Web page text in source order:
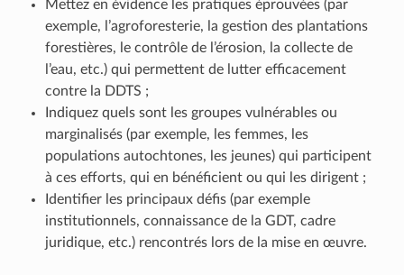
Mettez en évidence les pratiques éprouvées (par
exemple, l’agroforesterie, la gestion des plantations
forestières, le contrôle de l’érosion, la collecte de
l’eau, etc.) qui permettent de lutter efficacement
contre la DDTS ;
Indiquez quels sont les groupes vulnérables ou
marginalisés (par exemple, les femmes, les
populations autochtones, les jeunes) qui participent
à ces efforts, qui en bénéficient ou qui les dirigent ;
Identifier les principaux défis (par exemple
institutionnels, connaissance de la GDT, cadre
juridique, etc.) rencontrés lors de la mise en œuvre.